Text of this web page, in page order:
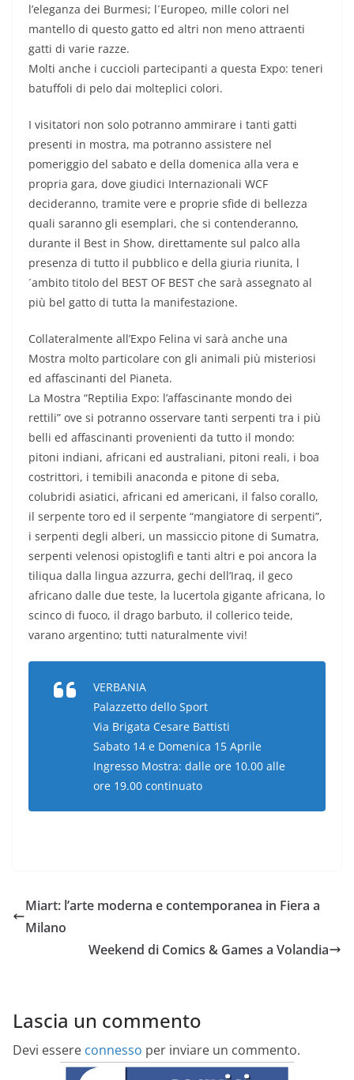
l’eleganza dei Burmesi; l´Europeo, mille colori nel
mantello di questo gatto ed altri non meno attraenti
gatti di varie razze.
Molti anche i cuccioli partecipanti a questa Expo: teneri
batuffoli di pelo dai molteplici colori.
I visitatori non solo potranno ammirare i tanti gatti
presenti in mostra, ma potranno assistere nel
pomeriggio del sabato e della domenica alla vera e
propria gara, dove giudici Internazionali WCF
decideranno, tramite vere e proprie sfide di bellezza
quali saranno gli esemplari, che si contenderanno,
durante il Best in Show, direttamente sul palco alla
presenza di tutto il pubblico e della giuria riunita, l
´ambito titolo del BEST OF BEST che sarà assegnato al
più bel gatto di tutta la manifestazione.
Collateralmente all’Expo Felina vi sarà anche una
Mostra molto particolare con gli animali più misteriosi
ed affascinanti del Pianeta.
La Mostra “Reptilia Expo: l’affascinante mondo dei
rettili” ove si potranno osservare tanti serpenti tra i più
belli ed affascinanti provenienti da tutto il mondo:
pitoni indiani, africani ed australiani, pitoni reali, i boa
costrittori, i temibili anaconda e pitone di seba,
colubridi asiatici, africani ed americani, il falso corallo,
il serpente toro ed il serpente “mangiatore di serpenti”,
i serpenti degli alberi, un massiccio pitone di Sumatra,
serpenti velenosi opistoglifi e tanti altri e poi ancora la
tiliqua dalla lingua azzurra, gechi dell’Iraq, il geco
africano dalle due teste, la lucertola gigante africana, lo
scinco di fuoco, il drago barbuto, il collerico teide,
varano argentino; tutti naturalmente vivi!
VERBANIA
Palazzetto dello Sport
Via Brigata Cesare Battisti
Sabato 14 e Domenica 15 Aprile
Ingresso Mostra: dalle ore 10.00 alle
ore 19.00 continuato
Miart: l’arte moderna e contemporanea in Fiera a
Milano
Weekend di Comics & Games a Volandia
Lascia un commento
Devi essere connesso per inviare un commento.